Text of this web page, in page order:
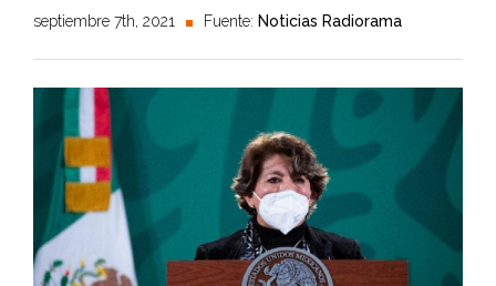
septiembre 7th, 2021 Fuente: Noticias Radiorama